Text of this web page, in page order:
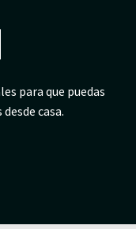
para que puedas
casa.